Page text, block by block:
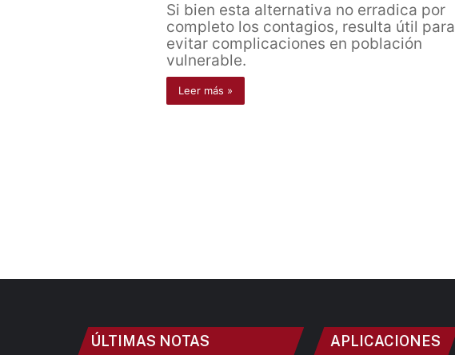
Si bien esta alternativa no erradica por
completo los contagios, resulta útil para
evitar complicaciones en población
vulnerable.
Leer más »
ÚLTIMAS NOTAS
APLICACIONES